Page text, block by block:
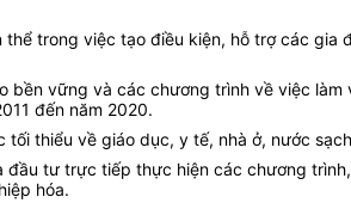
trong việc tạo điều kiện, hỗ trợ các
bền vững và các chương trình về việc
đến năm 2020.
thiểu về giáo dục, y tế, nhà ở, nước
tư trực tiếp thực hiện các chương
hóa.